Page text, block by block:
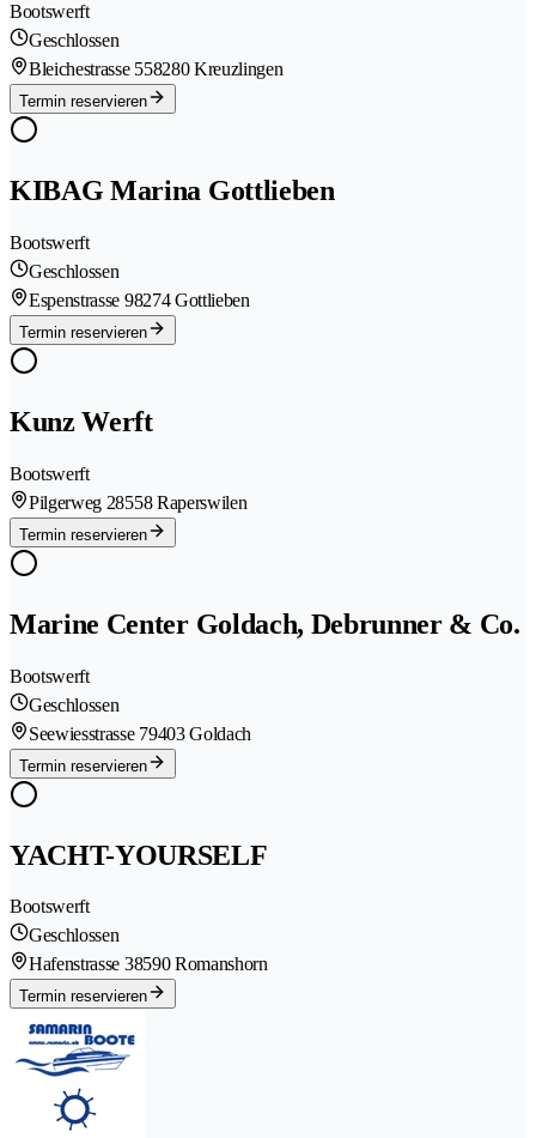
Bootswerft
Geschlossen
Bleichestrasse 558280 Kreuzlingen
Termin reservieren
KIBAG Marina Gottlieben
Bootswerft
Geschlossen
Espenstrasse 98274 Gottlieben
Termin reservieren
Kunz Werft
Bootswerft
Pilgerweg 28558 Raperswilen
Termin reservieren
Marine Center Goldach, Debrunner & Co.
Bootswerft
Geschlossen
Seewiesstrasse 79403 Goldach
Termin reservieren
YACHT-YOURSELF
Bootswerft
Geschlossen
Hafenstrasse 38590 Romanshorn
Termin reservieren